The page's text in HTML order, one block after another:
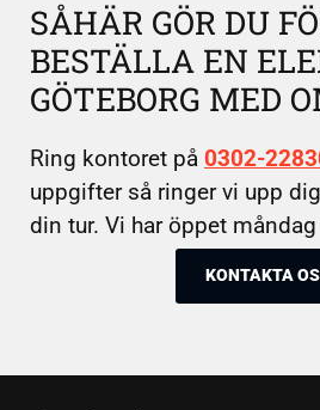
SÅHÄR GÖR DU
BESTÄLLA EN
GÖTEBORG MED
Ring kontoret på 0302-
uppgifter så ringer vi upp
din tur. Vi har öppet
KONTAKTA